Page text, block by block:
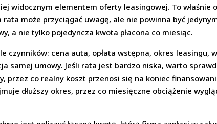
widocznym elementem oferty leasingowej. To właśnie
rata może przyciągać uwagę, ale nie powinna być
a nie tylko pojedyncza kwota płacona co miesiąc.
czynników: cena auta, opłata wstępna, okres leasingu,
samej umowy. Jeśli rata jest bardzo niska, warto
przez co realny koszt przenosi się na koniec
dłuższy okres, przez co miesięczne obciążenie